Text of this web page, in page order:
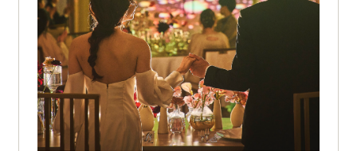
期間限定開催の為、定員になり次第終了！ご予
約はお早めに！！